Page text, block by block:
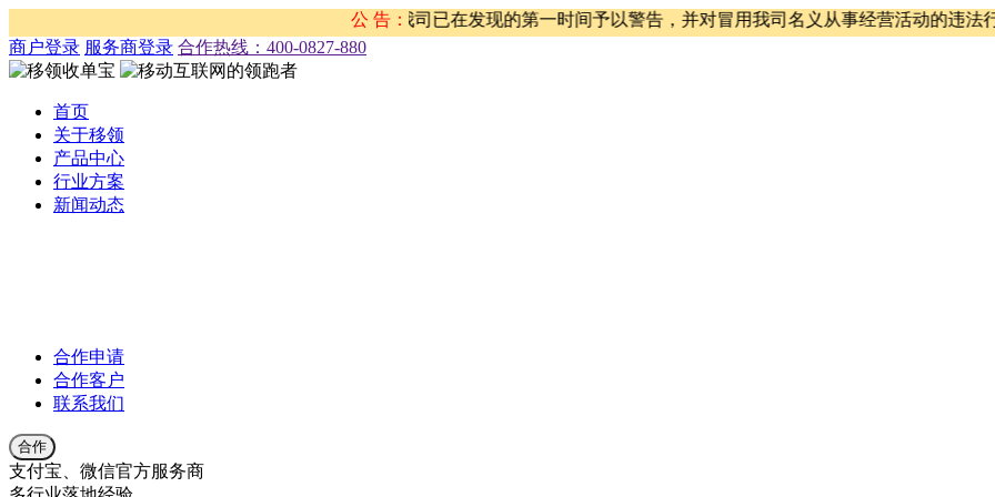
公 告：
范，以免上当受骗。对此不法行为，我司已在发现的第一时间予以警告，并对冒用我司名义从事经营活动的违法行
商户登录 服务商登录 合作热线：‭400-0827-880
首页
关于移领
产品中心
行业方案
新闻动态
合作申请
合作客户
联系我们
合作
支付宝、微信官方服务商